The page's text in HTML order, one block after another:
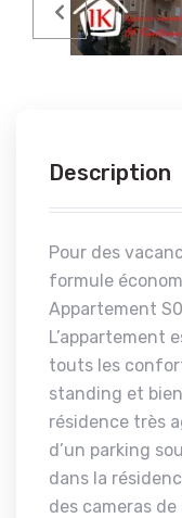
Description
Pour des
formule
Appartement
L’appartement
touts les
standing et
résidence très
d’un parking
dans la
des cameras